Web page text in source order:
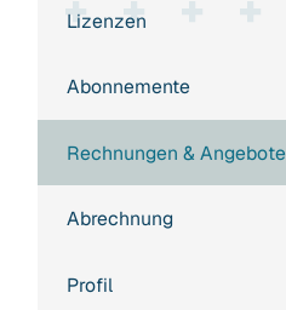
Lizenzen
Abonnemente
Rechnungen & Angebote
Abrechnung
Profil